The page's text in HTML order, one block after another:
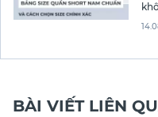
BÀI VIẾT LIÊN